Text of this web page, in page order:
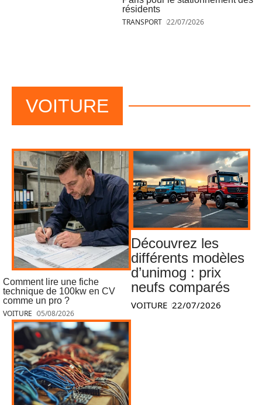
résidents
TRANSPORT 22/07/2026
VOITURE
Comment lire une fiche
technique de 100kw en CV
comme un pro ?
VOITURE 05/08/2026
Découvrez les
différents modèles
d’unimog : prix
neufs comparés
VOITURE 22/07/2026